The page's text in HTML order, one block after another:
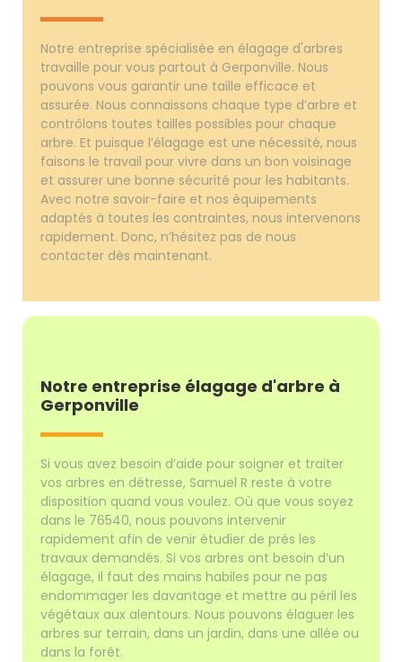
Notre entreprise spécialisée en élagage d'arbres
travaille pour vous partout à Gerponville. Nous
pouvons vous garantir une taille efficace et
assurée. Nous connaissons chaque type d’arbre et
contrôlons toutes tailles possibles pour chaque
arbre. Et puisque l’élagage est une nécessité, nous
faisons le travail pour vivre dans un bon voisinage
et assurer une bonne sécurité pour les habitants.
Avec notre savoir-faire et nos équipements
adaptés à toutes les contraintes, nous intervenons
rapidement. Donc, n’hésitez pas de nous
contacter dès maintenant.
Notre entreprise élagage d'arbre à
Gerponville
Si vous avez besoin d’aide pour soigner et traiter
vos arbres en détresse, Samuel R reste à votre
disposition quand vous voulez. Où que vous soyez
dans le 76540, nous pouvons intervenir
rapidement afin de venir étudier de près les
travaux demandés. Si vos arbres ont besoin d’un
élagage, il faut des mains habiles pour ne pas
endommager les davantage et mettre au péril les
végétaux aux alentours. Nous pouvons élaguer les
arbres sur terrain, dans un jardin, dans une allée ou
dans la forêt.